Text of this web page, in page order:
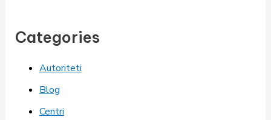
Categories
Autoriteti
Blog
Centri